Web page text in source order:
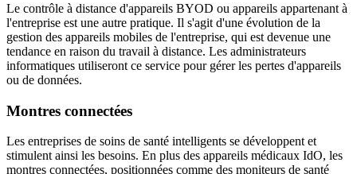
Le contrôle à distance d'appareils BYOD ou appareils appartenant à
l'entreprise est une autre pratique. Il s'agit d'une évolution de la
gestion des appareils mobiles de l'entreprise, qui est devenue une
tendance en raison du travail à distance. Les administrateurs
informatiques utiliseront ce service pour gérer les pertes d'appareils
ou de données.
Montres connectées
Les entreprises de soins de santé intelligents se développent et
stimulent ainsi les besoins. En plus des appareils médicaux IdO, les
montres connectées, positionnées comme des moniteurs de santé